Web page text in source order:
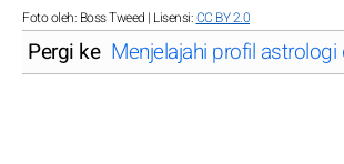
Foto oleh: Boss Tweed | Lisensi:CC BY 2.0
Pergi ke Menjelajahi profil